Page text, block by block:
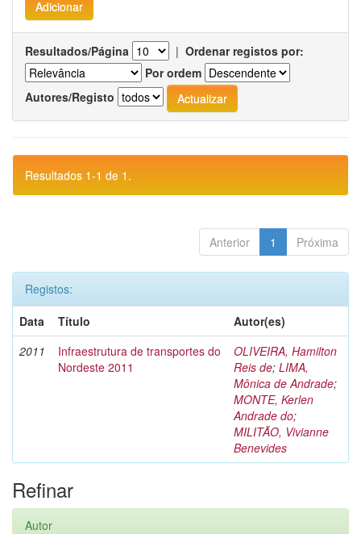
Resultados/Página | Ordenar registos por:
Por ordem
Autores/Registo
Resultados 1-1 de 1.
Anterior 1 Próxima
Registos:
Data
Título
Autor(es)
2011
Infraestrutura de transportes do
Nordeste 2011
OLIVEIRA, Hamilton
Reis de; LIMA,
Mônica de Andrade;
MONTE, Kerlen
Andrade do;
MILITÃO, Vivianne
Benevides
Refinar
Autor